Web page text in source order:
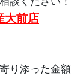
大前店
り添った金額